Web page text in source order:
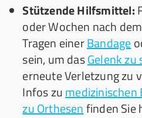
Stützende Hilfsmittel:
oder Wochen nach
Tragen einerBandage
sein, um dasGelenk zu
erneute Verletzung zu
Infos zumedizinischen
zu Orthesenfinden Sie